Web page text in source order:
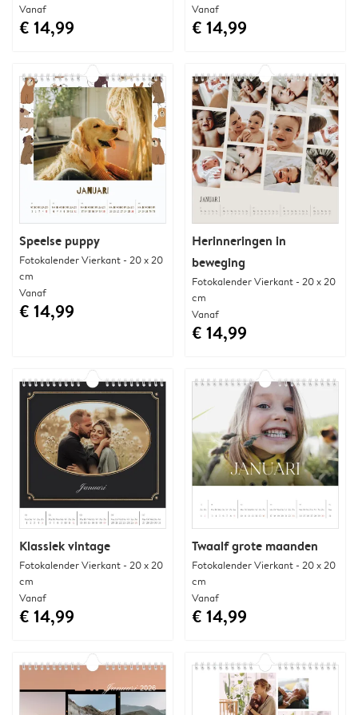
Vanaf
€ 14,99
Vanaf
€ 14,99
Speelse puppy
Fotokalender Vierkant - 20 x 20
cm
Vanaf
€ 14,99
Herinneringen in
beweging
Fotokalender Vierkant - 20 x 20
cm
Vanaf
€ 14,99
Klassiek vintage
Fotokalender Vierkant - 20 x 20
cm
Vanaf
€ 14,99
Twaalf grote maanden
Fotokalender Vierkant - 20 x 20
cm
Vanaf
€ 14,99